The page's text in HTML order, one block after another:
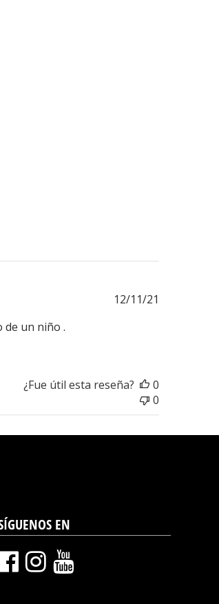
de un niño .
12/11/21
¿Fue útil esta reseña?
0
0
EN